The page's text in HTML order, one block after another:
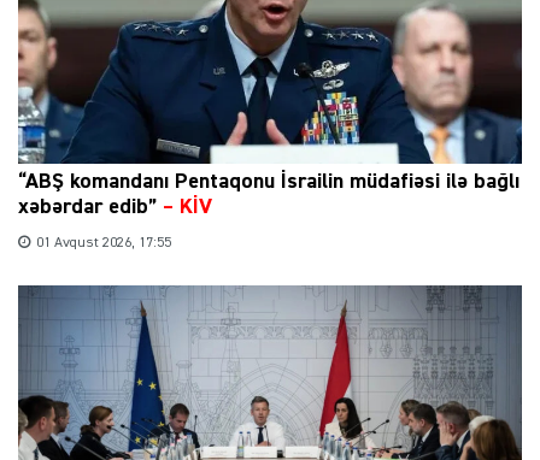
“ABŞ komandanı Pentaqonu İsrailin müdafiəsi ilə bağlı
xəbərdar edib” – KİV
01 Avqust 2026, 17:55